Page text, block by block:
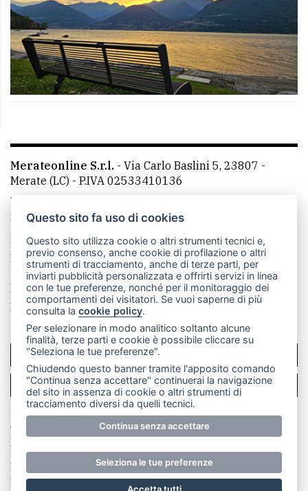
Merateonline S.r.l. - Via Carlo Baslini 5, 23807 -
Merate (LC) - P.IVA 02533410136
Telefono:
mail: redazione@leccoonline.com
La redazione
MerateOnline CasateOnline
RSS
Made by VIP
Privacy policy
Cookie policy
Rivedi le tue scelte sui cookie
SCRIVICI
PER LA TUA PUBBLICITÀ
© Copyright Merateonline S.r.l. - Tutti i diritti riservati.
E' proibita la riproduzione e pubblicazione anche
parziale di testi, articoli e immagini senza la
preventiva autorizzazione scritta dell'editore. RI Lecco
numero Rea LC 291.277 - Capitale sociale 10.329,14 €
Questo sito fa uso di cookies
Questo sito utilizza cookie o altri strumenti tecnici e,
previo consenso, anche cookie di profilazione o altri
strumenti di tracciamento, anche di terze parti, per
inviarti pubblicità personalizzata e offrirti servizi in linea
con le tue preferenze, nonché per il monitoraggio dei
comportamenti dei visitatori. Se vuoi saperne di più
consulta lacookie policy.
Per selezionare in modo analitico soltanto alcune
finalità, terze parti e cookie è possibile cliccare su
"Seleziona le tue preferenze".
Chiudendo questo banner tramite l'apposito comando
"Continua senza accettare" continuerai la navigazione
del sito in assenza di cookie o altri strumenti di
tracciamento diversi da quelli tecnici.
Continua senza accettare
Seleziona le tue preferenze